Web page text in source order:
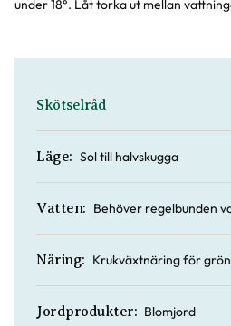
under 18°. Låt torka ut mellan
Skötselråd
Läge: Sol till halvskugga
Vatten: Behöver regelbunden
Näring: Krukväxtnäring för
Jordprodukter: Blomjord